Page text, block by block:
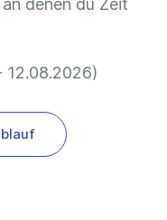
denen du Zeit
12.08.2026)